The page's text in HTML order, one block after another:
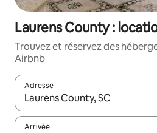
Laurens County :
Trouvez et réservez des
Airbnb
Adresse
Lorsque les résultats s'affichent,
Arrivée